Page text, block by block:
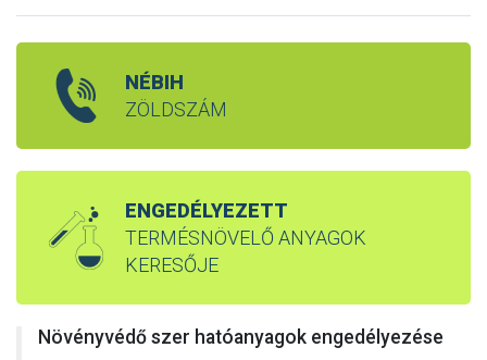
NÉBIH
ZÖLDSZÁM
ENGEDÉLYEZETT
TERMÉSNÖVELŐ ANYAGOK
KERESŐJE
Növényvédő szer hatóanyagok engedélyezése